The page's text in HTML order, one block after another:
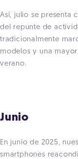
Así, julio se presenta
del repunte de
tradicionalmente
modelos y una
verano.
Junio
En junio de 2025,
smartphones